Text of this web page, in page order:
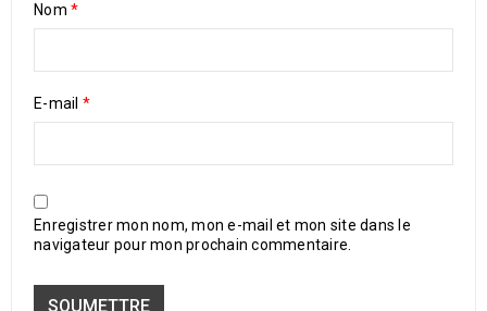
Nom *
E-mail *
Enregistrer mon nom, mon e-mail et mon site dans le
navigateur pour mon prochain commentaire.